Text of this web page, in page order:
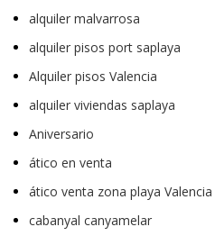
alquiler malvarrosa
alquiler pisos port saplaya
Alquiler pisos Valencia
alquiler viviendas saplaya
Aniversario
ático en venta
ático venta zona playa Valencia
cabanyal canyamelar